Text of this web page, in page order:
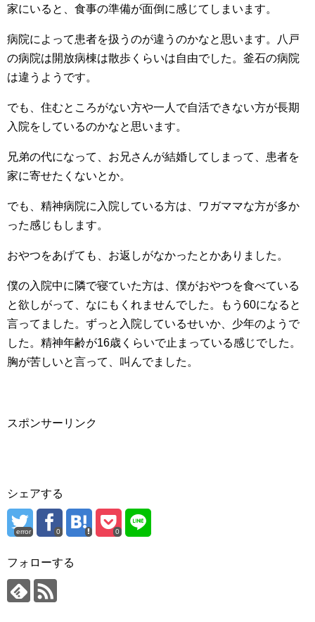
家にいると、食事の準備が面倒に感じてしまいます。
病院によって患者を扱うのが違うのかなと思います。八戸
の病院は開放病棟は散歩くらいは自由でした。釜石の病院
は違うようです。
でも、住むところがない方や一人で自活できない方が長期
入院をしているのかなと思います。
兄弟の代になって、お兄さんが結婚してしまって、患者を
家に寄せたくないとか。
でも、精神病院に入院している方は、ワガママな方が多か
った感じもします。
おやつをあげても、お返しがなかったとかありました。
僕の入院中に隣で寝ていた方は、僕がおやつを食べている
と欲しがって、なにもくれませんでした。もう60になると
言ってました。ずっと入院しているせいか、少年のようで
した。精神年齢が16歳くらいで止まっている感じでした。
胸が苦しいと言って、叫んでました。
スポンサーリンク
シェアする
error 0 0
フォローする